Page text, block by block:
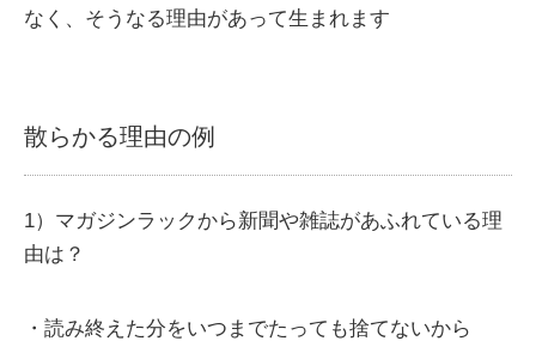
なく、そうなる理由があって生まれます
散らかる理由の例
1）マガジンラックから新聞や雑誌があふれている理
由は？
・読み終えた分をいつまでたっても捨てないから